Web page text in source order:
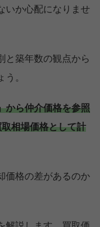
いか心配になりませ
と築年数の観点から
。
から仲介価格を参照
相場価格として計
価格の差があるのか